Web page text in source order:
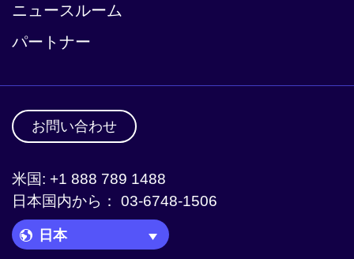
ニュースルーム
パートナー
お問い合わせ
米国: +1 888 789 1488
日本国内から： 03-6748-1506
Language Picker